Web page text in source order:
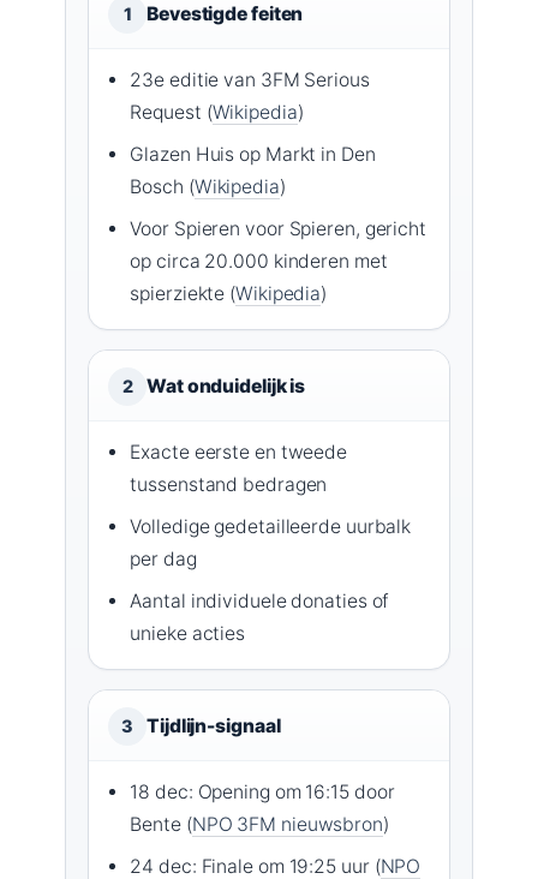
1 Bevestigde feiten
23e editie van 3FM Serious
Request (Wikipedia)
Glazen Huis op Markt in Den
Bosch (Wikipedia)
Voor Spieren voor Spieren, gericht
op circa 20.000 kinderen met
spierziekte (Wikipedia)
2 Wat onduidelijk is
Exacte eerste en tweede
tussenstand bedragen
Volledige gedetailleerde uurbalk
per dag
Aantal individuele donaties of
unieke acties
3 Tijdlijn-signaal
18 dec: Opening om 16:15 door
Bente (NPO 3FM nieuwsbron)
24 dec: Finale om 19:25 uur (NPO